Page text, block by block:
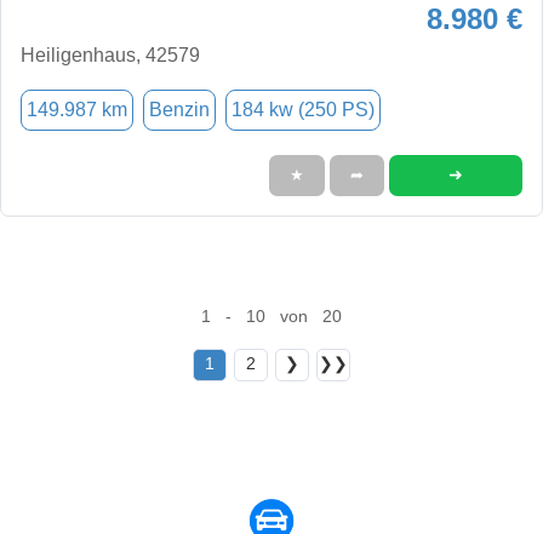
8.980 €
Heiligenhaus, 42579
149.987 km Benzin 184 kw (250 PS)
★ ➦ ➜
1 - 10 von 20
1 2 ❯ ❯❯